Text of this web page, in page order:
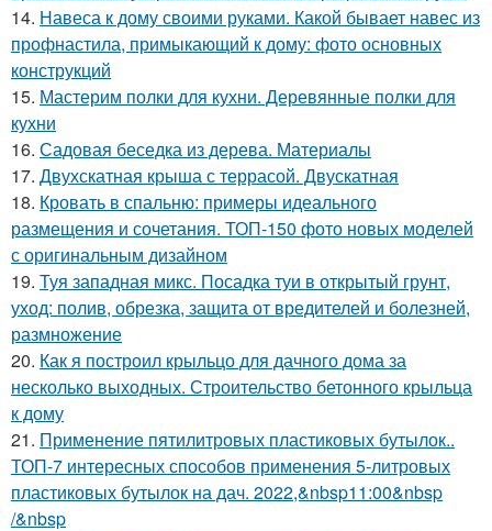
14. Навеса к дому своими руками. Какой бывает навес из
профнастила, примыкающий к дому: фото основных
конструкций
15. Мастерим полки для кухни. Деревянные полки для
кухни
16. Садовая беседка из дерева. Материалы
17. Двухскатная крыша с террасой. Двускатная
18. Кровать в спальню: примеры идеального
размещения и сочетания. ТОП-150 фото новых моделей
с оригинальным дизайном
19. Туя западная микс. Посадка туи в открытый грунт,
уход: полив, обрезка, защита от вредителей и болезней,
размножение
20. Как я построил крыльцо для дачного дома за
несколько выходных. Строительство бетонного крыльца
к дому
21. Применение пятилитровых пластиковых бутылок..
ТОП-7 интересных способов применения 5-литровых
пластиковых бутылок на дач. 2022,&nbsp11:00&nbsp
/&nbsp